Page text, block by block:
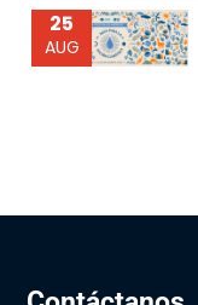
25
AUG